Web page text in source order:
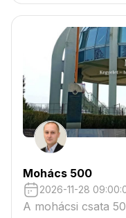
Mohács 500
2026-11-28
A mohácsi csata